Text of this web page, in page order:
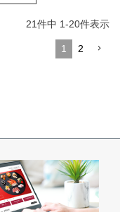
21件中 1-20件表示
1 2